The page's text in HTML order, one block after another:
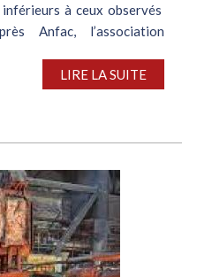
à ceux observés
Anfac, l’association
LIRE LA SUITE